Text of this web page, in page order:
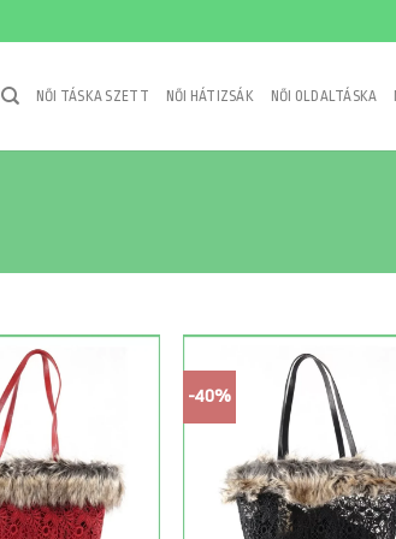
NŐI TÁSKA SZETT NŐI HÁTIZSÁK NŐI OLDALTÁSKA
-40%